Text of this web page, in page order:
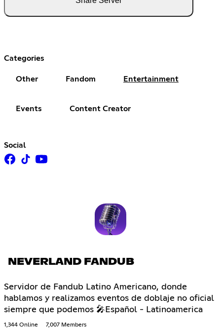
Categories
Other Fandom Entertainment
Events Content Creator
Social
NEVERLAND FANDUB
Servidor de Fandub Latino Americano, donde
hablamos y realizamos eventos de doblaje no oficial
siempre que podemos 🎤Español - Latinoamerica
1,344 Online 7,007 Members